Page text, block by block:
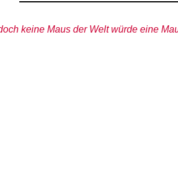
keine Maus der Welt würde eine